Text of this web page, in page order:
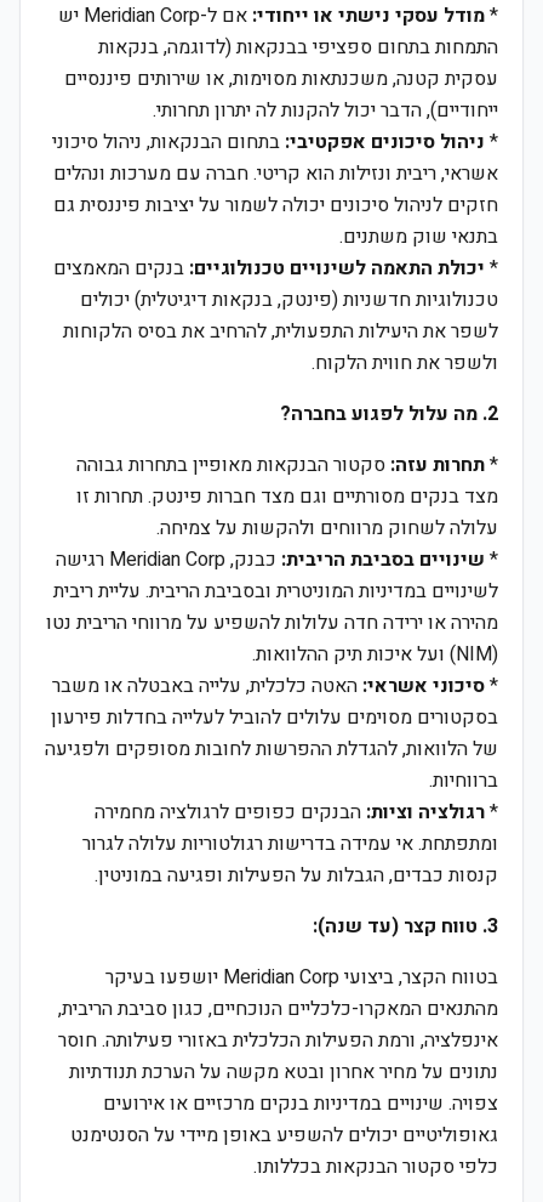
*מודל עסקי נישתי או ייחודי:
אם ל-Meridian Corp יש
התמחות בתחום ספציפי בבנקאות (לדוגמה, בנקאות
עסקית קטנה, משכנתאות מסוימות, או שירותים פיננסיים
ייחודיים), הדבר יכול להקנות לה יתרון תחרותי.
* ניהול סיכונים אפקטיבי: בתחום הבנקאות, ניהול סיכוני
אשראי, ריבית ונזילות הוא קריטי. חברה עם מערכות ונהלים
חזקים לניהול סיכונים יכולה לשמור על יציבות פיננסית גם
בתנאי שוק משתנים.
* יכולת התאמה לשינויים טכנולוגיים: בנקים המאמצים
טכנולוגיות חדשניות (פינטק, בנקאות דיגיטלית) יכולים
לשפר את היעילות התפעולית, להרחיב את בסיס הלקוחות
ולשפר את חווית הלקוח.
2. מה עלול לפגוע בחברה?
*תחרות עזה: סקטור הבנקאות מאופיין בתחרות גבוהה
מצד בנקים מסורתיים וגם מצד חברות פינטק. תחרות זו
עלולה לשחוק מרווחים ולהקשות על צמיחה.
* שינויים בסביבת הריבית:
כבנק, Meridian Corp רגישה
לשינויים במדיניות המוניטרית ובסביבת הריבית. עליית ריבית
מהירה או ירידה חדה עלולות להשפיע על מרווחי הריבית נטו
(NIM) ועל איכות תיק ההלוואות.
*סיכוני אשראי: האטה כלכלית, עלייה באבטלה או משבר
בסקטורים מסוימים עלולים להוביל לעלייה בחדלות פירעון
של הלוואות, להגדלת ההפרשות לחובות מסופקים ולפגיעה
ברווחיות.
*רגולציה וציות: הבנקים כפופים לרגולציה מחמירה
ומתפתחת. אי עמידה בדרישות רגולטוריות עלולה לגרור
קנסות כבדים, הגבלות על הפעילות ופגיעה במוניטין.
3. טווח קצר (עד שנה):
בטווח הקצר, ביצועי Meridian Corp יושפעו בעיקר
מהתנאים המאקרו-כלכליים הנוכחיים, כגון סביבת הריבית,
אינפלציה, ורמת הפעילות הכלכלית באזורי פעילותה. חוסר
נתונים על מחיר אחרון ובטא מקשה על הערכת תנודתיות
צפויה. שינויים במדיניות בנקים מרכזיים או אירועים
גאופוליטיים יכולים להשפיע באופן מיידי על הסנטימנט
כלפי סקטור הבנקאות בכללותו.